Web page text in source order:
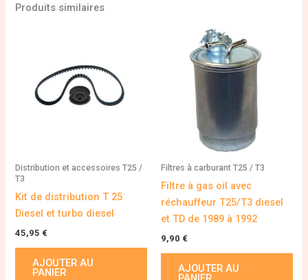
Produits similaires
Distribution et accessoires T25 /
T3
Kit de distribution T 25
Diesel et turbo diesel
45,95 €
AJOUTER AU
PANIER
Filtres à carburant T25 / T3
Filtre à gas oil avec
réchauffeur T25/T3 diesel
et TD de 1989 à 1992
9,90 €
AJOUTER AU